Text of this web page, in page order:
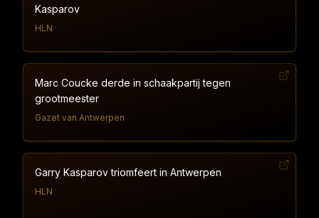
Kasparov
HLN
Marc Coucke derde in schaakpartij tegen
grootmeester
Gazet van Antwerpen
Garry Kasparov triomfeert in Antwerpen
HLN